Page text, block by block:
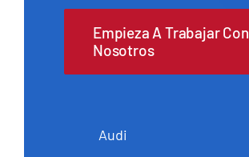
Empieza A Trabajar Con
Nosotros
Audi